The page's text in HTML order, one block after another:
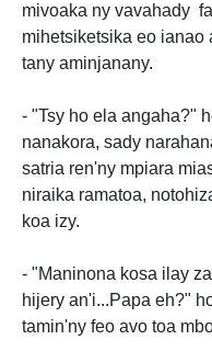
mivoaka ny vavahady
mihetsiketsika eo ianao
tany aminjanany.
- "Tsy ho ela angaha?"
nanakora, sady
satria ren'ny mpiara
niraika ramatoa,
koa izy.
- "Maninona kosa ilay
hijery an'i...Papa eh?"
tamin'ny feo avo toa